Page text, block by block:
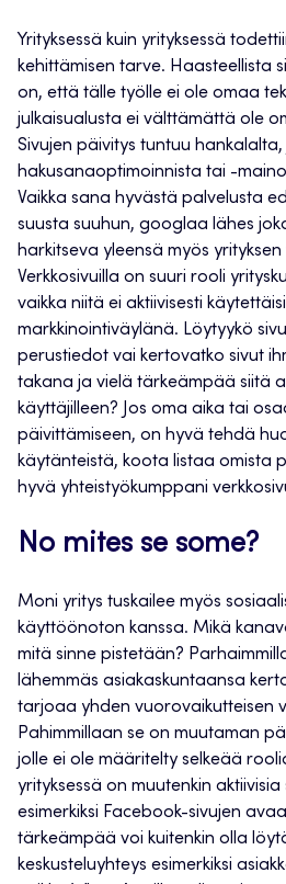
Yrityksessä kuin yrityksessä
kehittämisen tarve. Haasteellista
on, että tälle työlle ei ole omaa
julkaisualusta ei välttämättä ole
Sivujen päivitys tuntuu hankalalta,
hakusanaoptimoinnista tai -
Vaikka sana hyvästä palvelusta
suusta suuhun, googlaa lähes
harkitseva yleensä myös yrityksen
Verkkosivuilla on suuri rooli
vaikka niitä ei aktiivisesti
markkinointiväylänä. Löytyykö
perustiedot vai kertovatko sivut
takana ja vielä tärkeämpää siitä
käyttäjilleen? Jos oma aika tai
päivittämiseen, on hyvä tehdä
käytänteistä, koota listaa omista
hyvä yhteistyökumppani
No mites se some?
Moni yritys tuskailee myös
käyttöönoton kanssa. Mikä
mitä sinne pistetään?
lähemmäs asiakaskuntaansa
tarjoaa yhden vuorovaikutteisen
Pahimmillaan se on muutaman
jolle ei ole määritelty selkeää
yrityksessä on muutenkin
esimerkiksi Facebook-sivujen
tärkeämpää voi kuitenkin olla
keskusteluyhteys esimerkiksi